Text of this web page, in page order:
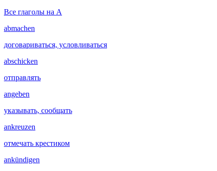
Все глаголы на A
abmachen
договариваться, условливаться
abschicken
отправлять
angeben
указывать, сообщать
ankreuzen
отмечать крестиком
ankündigen